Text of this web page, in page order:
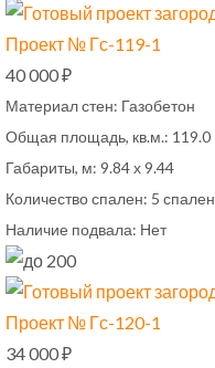
Проект № Гс-119-1
40 000 ₽
Материал стен: Газобетон
Общая площадь, кв.м.: 119.0
Габариты, м: 9.84 х 9.44
Количество спален: 5 спален
Наличие подвала: Нет
Проект № Гс-120-1
34 000 ₽